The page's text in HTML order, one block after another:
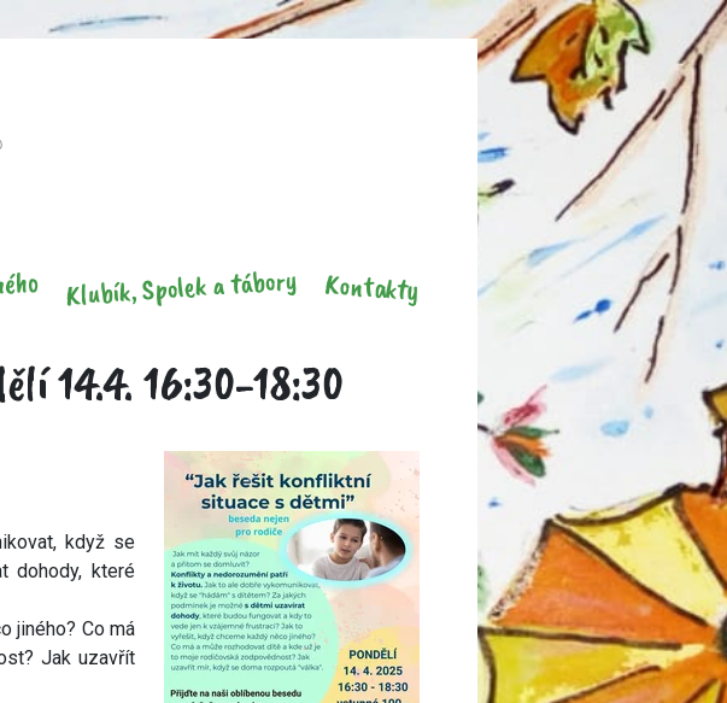
Klubík, Spolek a tábory Kontakty
14.4. 16:30-18:30
když se
dohody, které
jiného? Co má
Jak uzavřít